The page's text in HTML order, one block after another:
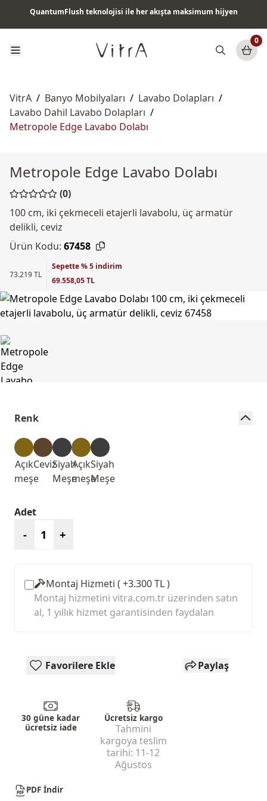
QuantumFlush teknolojisi ile her akışta maksimum hijyen
0
VitrA / Banyo Mobilyaları / Lavabo Dolapları /
Lavabo Dahil Lavabo Dolapları /
Metropole Edge Lavabo Dolabı
Metropole Edge Lavabo Dolabı
(0)
100 cm, iki çekmeceli etajerli lavabolu, üç armatür
delikli, ceviz
Ürün Kodu: 67458
73.219 TL
Sepette % 5 indirim
69.558,05 TL
Renk
Açık
meşe
CevizSiyah
Meşe
Açık
meşe
Siyah
Meşe
Adet
- +
Montaj Hizmeti ( +3.300 TL )
Montaj hizmetini vitra.com.tr üzerinden satın
al, 1 yıllık hizmet garantisinden faydalan
Favorilere Ekle Paylaş
30 güne kadar
ücretsiz iade
Ücretsiz kargo
Tahmini
kargoya teslim
tarihi: 11-12
Ağustos
PDF İndir